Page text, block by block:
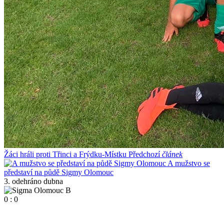
Žáci hráli proti Třinci a Frýdku-Místku Předchozíčlánek
A mužstvo se
představí na půdě Sigmy Olomouc
3. odehráno dubna
0 : 0